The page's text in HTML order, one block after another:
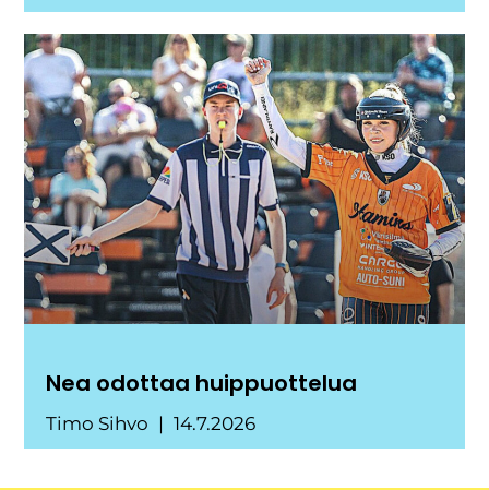
Nea odottaa huippuottelua
Timo Sihvo 14.7.2026